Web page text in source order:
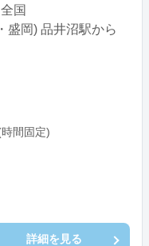
国
盛岡) 品井沼駅から
間固定)
詳細を見る